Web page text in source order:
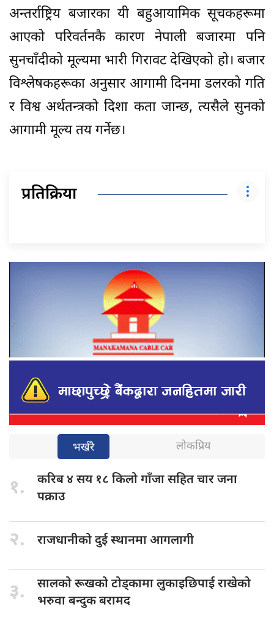
अन्तर्राष्ट्रिय बजारका यी बहुआयामिक सूचकहरूमा
आएको परिवर्तनकै कारण नेपाली बजारमा पनि
सुनचाँदीको मूल्यमा भारी गिरावट देखिएको हो। बजार
विश्लेषकहरूका अनुसार आगामी दिनमा डलरको गति
र विश्व अर्थतन्त्रको दिशा कता जान्छ, त्यसैले सुनको
आगामी मूल्य तय गर्नेछ।
प्रतिक्रिया
भर्खरै लोकप्रिय
१. करिब ४ सय १८ किलो गाँजा सहित चार जना
पक्राउ
२. राजधानीको दुईस्थानमा आगलागी
३. सालको रूखकोटोड्कामा लुकाइछिपाई राखेको
भरुवा बन्दुक बरामद